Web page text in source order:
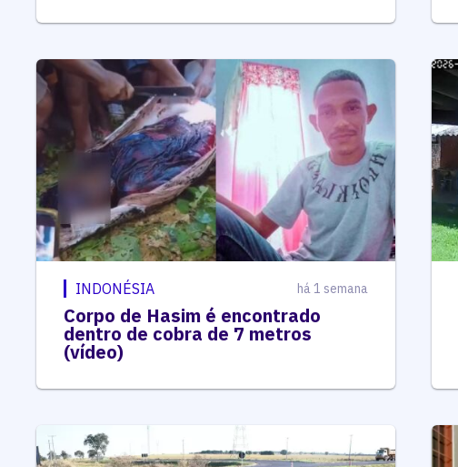
INDONÉSIA há 1 semana
Corpo de Hasim é encontrado
dentro de cobra de 7 metros
(vídeo)